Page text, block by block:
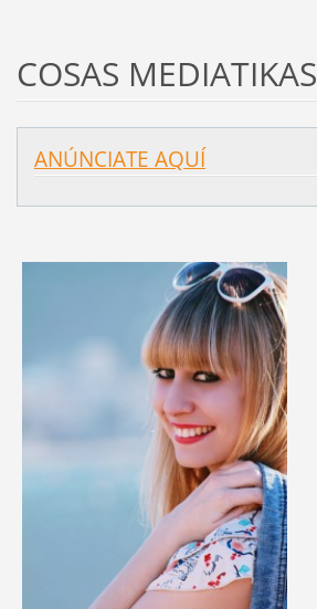
COSAS MEDIATIKAS
ANÚNCIATE AQUÍ